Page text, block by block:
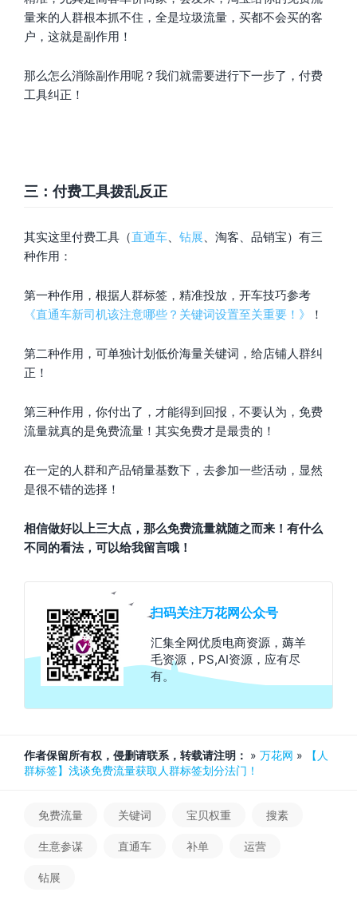
量来的人群根本抓不住，全是垃圾流量，买都不会买的客
户，这就是副作用！
那么怎么消除副作用呢？我们就需要进行下一步了，付费
工具纠正！
三：付费工具拨乱反正
其实这里付费工具（直通车、 钻展、淘客、品销宝）有三
种作用：
第一种作用，根据人群标签，精准投放，开车技巧参考
《直通车新司机该注意哪些？关键词设置至关重要！》
！
第二种作用，可单独计划低价海量关键词，给店铺人群纠
正！
第三种作用，你付出了，才能得到回报，不要认为，免费
流量就真的是免费流量！其实免费才是最贵的！
在一定的人群和产品销量基数下，去参加一些活动，显然
是很不错的选择！
相信做好以上三大点，那么免费流量就随之而来！有什么
不同的看法，可以给我留言哦！
扫码关注万花网公众号
汇集全网优质电商资源，薅羊
毛资源，PS,AI资源，应有尽
有。
作者保留所有权，侵删请联系，转载请注明： » 万花网 »
【人
群标签】浅谈免费流量获取人群标签划分法门！
免费流量 关键词 宝贝权重 搜素
生意参谋 直通车 补单 运营
钻展